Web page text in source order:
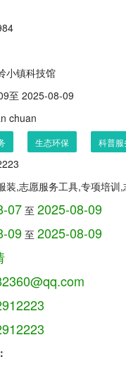
小镇科技馆
至 2025-08-09
chuan
生态环保 科普服
装,志愿服务工具,专项培训
07 至 2025-08-09
09 至 2025-08-09